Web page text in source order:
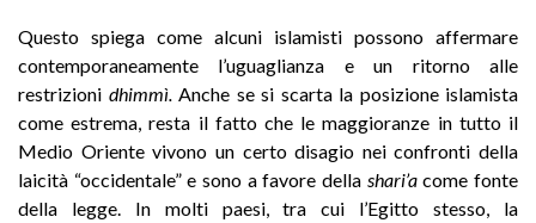
Questo spiega come alcuni islamisti possono affermare
contemporaneamente l’uguaglianza e un ritorno alle
restrizioni dhimmì. Anche se si scarta la posizione islamista
come estrema, resta il fatto che le maggioranze in tutto il
Medio Oriente vivono un certo disagio nei confronti della
laicità “occidentale” e sono a favore della shari’acome fonte
della legge. In molti paesi, tra cui l’Egitto stesso, la